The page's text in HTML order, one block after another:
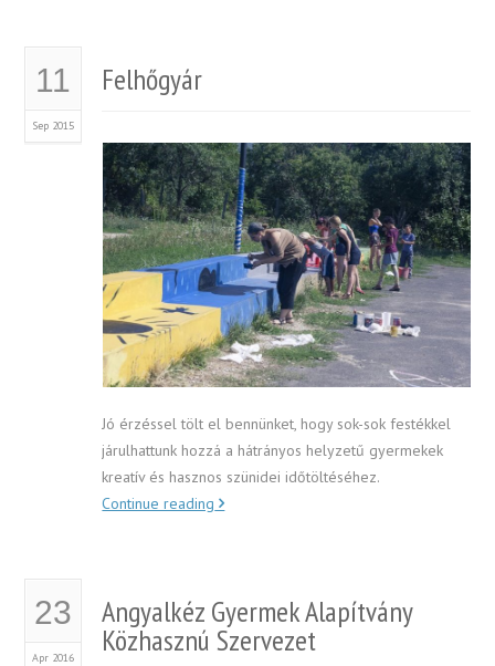
11
Sep 2015
Felhőgyár
Jó érzéssel tölt el bennünket, hogy sok-sok festékkel
járulhattunk hozzá a hátrányos helyzetű gyermekek
kreatív és hasznos szünidei időtöltéséhez.
Continue reading
23
Apr 2016
Angyalkéz Gyermek Alapítvány
Közhasznú Szervezet